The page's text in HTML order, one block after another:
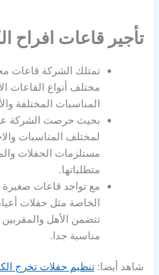
تأجير قاعات افراح
تمتلك الشركة قاعات
مختلف أنواع القاعات
المناسبات المختلفة
بحيث حرصت الشركة
لمختلف المناسبات
مستلزمات الحفلات
متطلباتها.
مع تواجد قاعات
الخاصة مثل حفلات
تتضمن الأهل
مناسبة جدا.
شاهد أيضا:تنظيم حفلات تخرج الكويت |95535011|